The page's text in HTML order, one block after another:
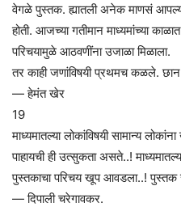
वेगळे पुस्तक. ह्यातली अनेक माणसं
होती. आजच्या गतीमान माध्यमांच्या
परिचयामुळे आठवणींना उजाळा मिळाला.
तर काही जणांविषयी प्रथमच कळले. छान
— हेमंत खेर
19
माध्यमातल्या लोकांविषयी सामान्य
पाहायची ही उत्सुकता असते..!
पुस्तकाचा परिचय खूप आवडला..!
— दिपाली चरेगावकर.